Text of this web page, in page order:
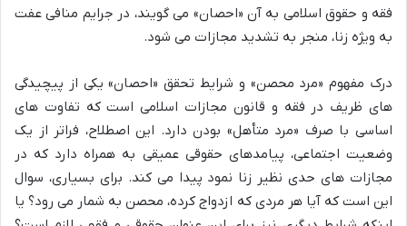
فقه و حقوق اسلامی به آن «احصان» می گویند، در جرایم منافی عفت
به ویژه زنا، منجر به تشدید مجازات می شود.
درک مفهوم «مرد محصن» و شرایط تحقق «احصان» یکی از پیچیدگی
های ظریف در فقه و قانون مجازات اسلامی است که تفاوت های
اساسی با صرف «مرد متأهل» بودن دارد. این اصطلاح، فراتر از یک
وضعیت اجتماعی، پیامدهای حقوقی عمیقی به همراه دارد که در
مجازات های حدی نظیر زنا نمود پیدا می کند. برای بسیاری، سوال
این است که آیا هر مردی که ازدواج کرده، محصن به شمار می رود؟ یا